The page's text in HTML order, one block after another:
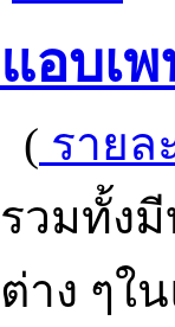
แอบเ
( รายล
รวมทั้ง
ต่าง ๆใ